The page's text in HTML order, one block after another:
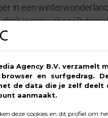
Agency B.V.
en surfgedrag.
de data die je zelf deelt
aanmaakt.
deze cookies en dit profiel om
in een
drink warme
in
en projecties